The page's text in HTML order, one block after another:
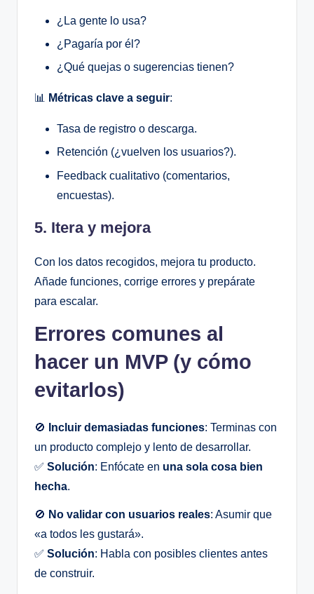
¿La gente lo usa?
¿Pagaría por él?
¿Qué quejas o sugerencias tienen?
📊 Métricas clave a seguir:
Tasa de registro o descarga.
Retención (¿vuelven los usuarios?).
Feedback cualitativo (comentarios,
encuestas).
5. Itera y mejora
Con los datos recogidos, mejora tu producto.
Añade funciones, corrige errores y prepárate
para escalar.
Errores comunes al
hacer un MVP (y cómo
evitarlos)
🚫 Incluir demasiadas funciones: Terminas con
un producto complejo y lento de desarrollar.
✅ Solución: Enfócate en una sola cosa bien
hecha.
🚫 No validar con usuarios reales: Asumir que
«a todos les gustará».
✅ Solución: Habla con posibles clientes antes
de construir.